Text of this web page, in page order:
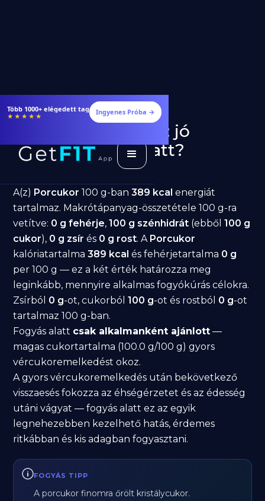
Étrendek, receptek és edzéstervek
★★★★★ Ingyenes Próba →
Porcukor fogyásra: jó
választás diéta alatt?
A(z) Porcukor 100 g-ban389 kcal energiát
tartalmaz. Makrótápanyag-összetétele 100 g-ra
vetítve: 0 g fehérje,100 g szénhidrát (ebből100 g
cukor), 0 g zsír és 0 g rost. A Porcukor
kalóriatartalma389 kcal és fehérjetartalma 0 g
per 100 g — ez a két érték határozza meg
leginkább, mennyire alkalmas fogyókúrás célokra.
Zsírból 0 g-ot, cukorból100 g-ot és rostból 0 g-ot
tartalmaz 100 g-ban.
Fogyás alatt csak alkalmanként ajánlott —
magas cukortartalma (100.0 g/100 g) gyors
vércukoremelkedést okoz.
A gyors vércukoremelkedés után bekövetkező
visszaesés fokozza az éhségérzetet és az édesség
utáni vágyat — fogyás alatt ez az egyik
legnehezebben kezelhető hatás, érdemes
ritkábban és kis adagban fogyasztani.
FOGYÁS TIPP
A porcukor finomra őrölt kristálycukor.